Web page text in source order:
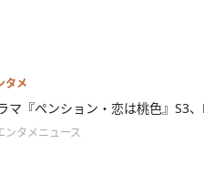
タメ
マ『ペンション・恋は桃色』S3
ンタメニュース